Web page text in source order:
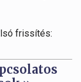
frissítés: